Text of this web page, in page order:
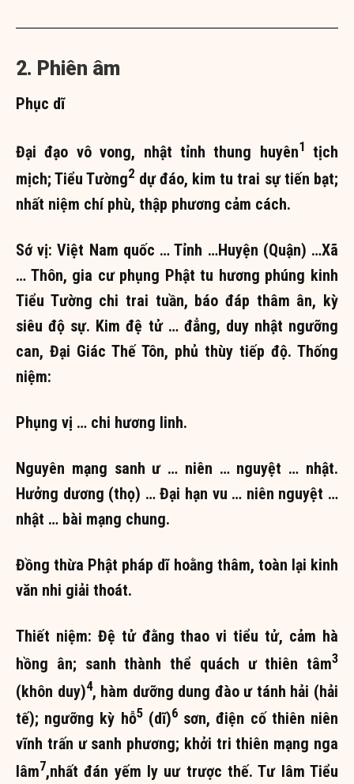
2. Phiên âm
Phục dĩ
Đại đạo vô vong, nhật tỉnh thung huyên1 tịch
mịch; Tiểu Tường2 dự đáo, kim tu trai sự tiến bạt;
nhất niệm chí phù, thập phương cảm cách.
Sớ vị: Việt Nam quốc … Tỉnh …Huyện (Quận) …Xã
… Thôn, gia cư phụng Phật tu hương phúng kinh
Tiểu Tường chi trai tuần, báo đáp thâm ân, kỳ
siêu độ sự. Kim đệ tử … đẳng, duy nhật ngưỡng
can, Đại Giác Thế Tôn, phủ thùy tiếp độ. Thống
niệm:
Phụng vị … chi hương linh.
Nguyên mạng sanh ư … niên … nguyệt … nhật.
Hưởng dương (thọ) … Đại hạn vu … niên nguyệt …
nhật … bài mạng chung.
Đồng thừa Phật pháp dĩ hoằng thâm, toàn lại kinh
văn nhi giải thoát.
Thiết niệm: Đệ tử đằng thao vi tiểu tử, cảm hà
hồng ân; sanh thành thể quách ư thiên tâm3
(khôn duy)4, hàm dưỡng dung đào ư tánh hải (hải
tế); ngưỡng kỳ hỗ5(dĩ)6sơn, điện cố thiên niên
vĩnh trấn ư sanh phương; khởi tri thiên mạng nga
lâm7,nhất đán yếm ly uư trược thế. Tư lâm Tiểu